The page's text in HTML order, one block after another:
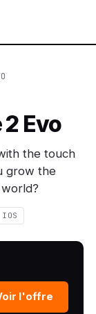
Evo
the touch
grow the
l'offre